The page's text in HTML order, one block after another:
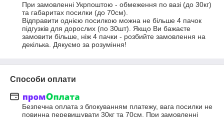
При замовленні Укрпоштою - обмеження по вазі (до 30кг)
та габаритах посилки (до 70см).
Відправити однією посилкою можна не більше 4 пачок
підгузків для дорослих (по 30шт). Якщо Ви бажаєте
замовити більше, ніж 4 пачки - розбийте замовлення на
декілька. Дякуємо за розуміння!
Способи оплати
Безпечна оплата з блокуванням платежу, вага посилки не
повинна перевищувати 30кг та 70см. При замовленні